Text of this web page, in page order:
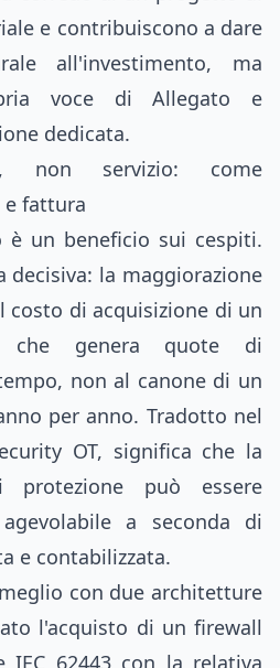
e contribuiscono a dare
all'investimento, ma
voce di Allegato e
dedicata.
non servizio: come
fattura
è un beneficio sui cespiti.
decisiva: la maggiorazione
costo di acquisizione di un
che genera quote di
non al canone di un
per anno. Tradotto nel
OT, significa che la
protezione può essere
a seconda di
e contabilizzata.
con due architetture
l'acquisto di un firewall
IEC 62443 con la relativa